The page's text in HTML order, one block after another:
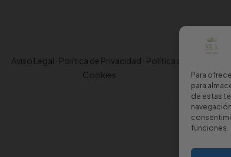
Para
para
de estas
funciones.
Aviso Legal · Política de Privacidad · Política de
Cookies